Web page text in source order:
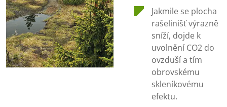
Jakmile se plocha
rašelinišť výrazně
sníží, dojde k
uvolnění CO2 do
ovzduší a tím
obrovskému
skleníkovému
efektu.